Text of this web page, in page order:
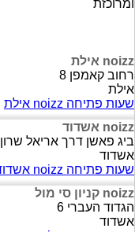
ומרוכזת
noizz אילת
רחוב קאמפן 8
אילת
שעות פתיחה noizz אילת
noizz אשדוד
ביג פאשן דרך אריאל שרון1
אשדוד
שעות פתיחה noizz אשדוד
noizz קניון סי מול
הגדוד העברי 6
אשדוד